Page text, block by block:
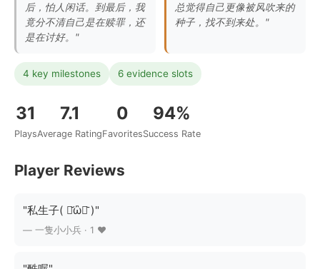
后，怕人闲话。到最后，我
竟分不清自己是在赎罪，还
是在讨好。"
总觉得自己更像被风吹来的
种子，找不到来处。"
4 key milestones 6 evidence slots
31
Plays
7.1
Average Rating
0
Favorites
94%
Success Rate
Player Reviews
"私生子( ･᷄ὢ･᷅ )"
— 一隻小小兵 · 1 ❤️